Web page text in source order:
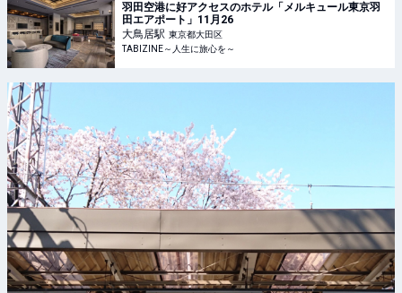
羽田空港に好アクセスのホテル「メルキュール東京羽
田エアポート」11月26
大鳥居駅 東京都大田区
TABIZINE～人生に旅心を～